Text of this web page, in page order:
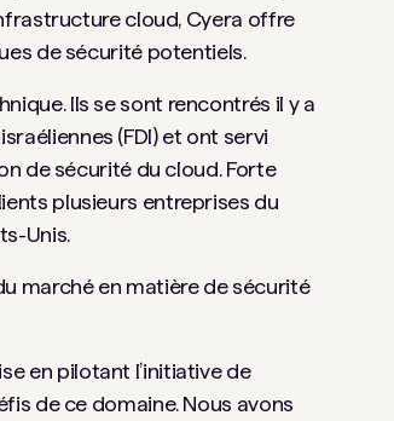
cloud, Cyera offre
de sécurité potentiels.
Ils se sont rencontrés il y a
(FDI) et ont servi
de sécurité du cloud. Forte
plusieurs entreprises du
Unis.
marché en matière de sécurité
en pilotant l’initiative de
de ce domaine. Nous avons